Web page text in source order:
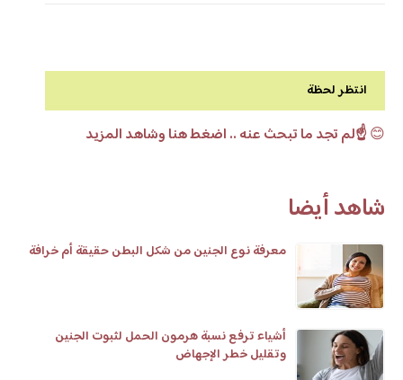
انتظر لحظة
😊☝️لم تجد ما تبحث عنه .. اضغط هنا وشاهد المزيد
شاهد أيضا
معرفة نوع الجنين من شكل البطن حقيقة أم خرافة
أشياء ترفع نسبة هرمون الحمل لثبوت الجنين
وتقليل خطر الإجهاض